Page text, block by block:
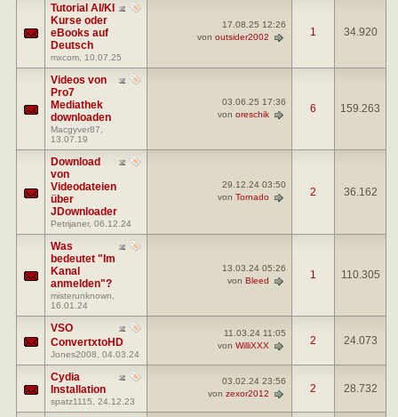
Tutorial AI/KI
Kurse oder
eBooks auf
Deutsch
mxcom , 10.07.25
17.08.25 12:26
von outsider2002 1 34.920
Videos von
Pro7
Mediathek
downloaden
Macgyver87
13.07.19
03.06.25 17:36
von oreschik 6 159.263
Download
von
Videodateien
über
JDownloader
Petrijaner, 06.12.24
29.12.24 03:50
von Tornado 2 36.162
Was
bedeutet "Im
Kanal
anmelden"?
misterunknown
16.01.24
13.03.24 05:26
von Bleed 1 110.305
VSO
ConvertxtoHD
Jones2008 , 04.03.24
11.03.24 11:05
von WilliXXX 2 24.073
Cydia
Installation
spatz1115 , 24.12.23
03.02.24 23:56
von zexor2012 2 28.732